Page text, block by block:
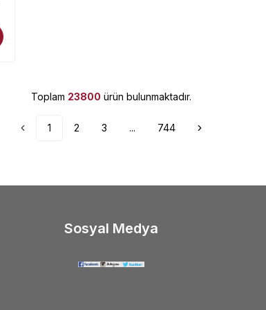
Toplam 23800 ürün bulunmaktadır.
1 2 3 ... 744
Sosyal Medya